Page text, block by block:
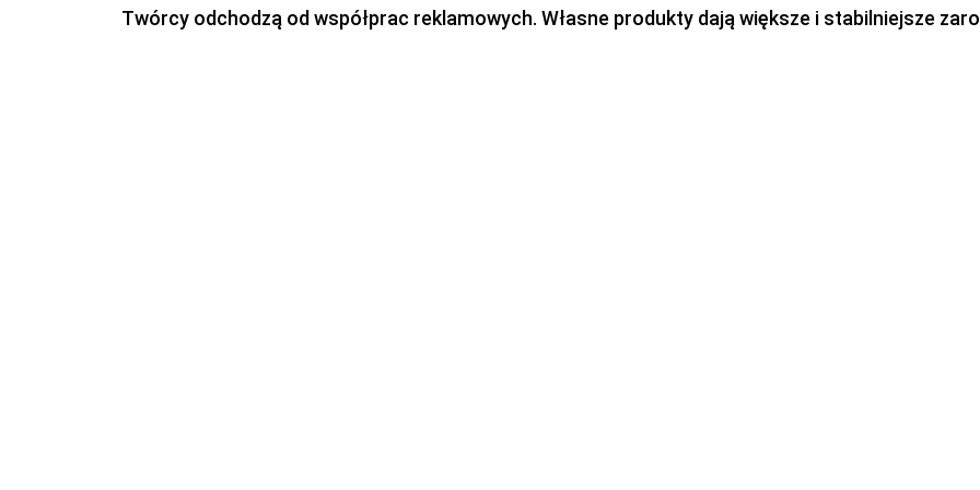
Twórcy odchodzą od współprac reklamowych. Własne produkty dają większe i stabilniejsze